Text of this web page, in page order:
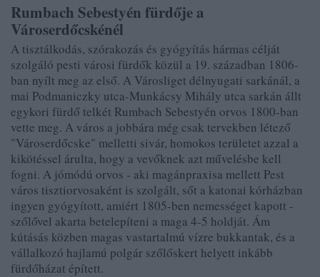
Rumbach Sebestyén fürdője a
Városerdőcskénél
A tisztálkodás, szórakozás és gyógyítás hármas célját
szolgáló pesti városi fürdők közül a 19. században 1806-
ban nyílt meg az első. A Városliget délnyugati sarkánál, a
mai Podmaniczky utca-Munkácsy Mihály utca sarkán állt
egykori fürdő telkét Rumbach Sebestyén orvos 1800-ban
vette meg. A város a jobbára még csak tervekben létező
"Városerdőcske" melletti sivár, homokos területet azzal a
kikötéssel árulta, hogy a vevőknek azt művelésbe kell
fogni. A jómódú orvos - aki magánpraxisa mellett Pest
város tisztiorvosaként is szolgált, sőt a katonai kórházban
ingyen gyógyított, amiért 1805-ben nemességet kapott -
szőlővel akarta betelepíteni a maga 4-5 holdját. Ám
kútásás közben magas vastartalmú vízre bukkantak, és a
vállalkozó hajlamú polgár szőlőskert helyett inkább
fürdőházat épített.